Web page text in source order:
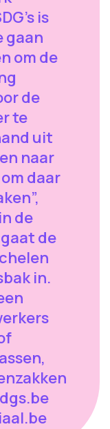
is
gaan
om de
de
te
uit
naar
daar
de
gaat de
in.